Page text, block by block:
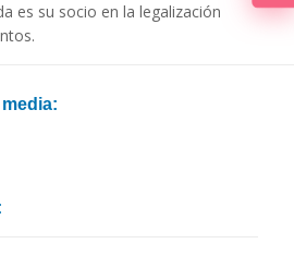
es su socio en la legalización